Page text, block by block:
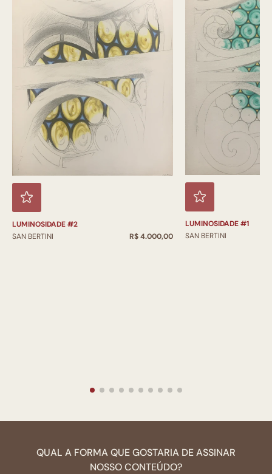
LUMINOSIDADE #2
SAN BERTINI
R$ 4.000,00
LUMINOSIDADE #1
SAN BERTINI
QUAL A FORMA QUE GOSTARIA DE ASSINAR
NOSSO CONTEÚDO?